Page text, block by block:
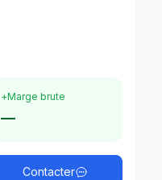
+Marge brute
—
Contacter